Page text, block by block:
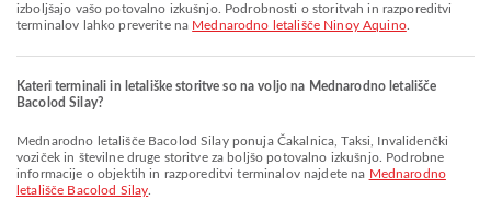
izboljšajo vašo potovalno izkušnjo. Podrobnosti o storitvah in razporeditvi
terminalov lahko preverite na Mednarodno letališče Ninoy Aquino.
Kateri terminali in letališke storitve so na voljo na Mednarodno letališče
Bacolod Silay?
Mednarodno letališče Bacolod Silay ponuja Čakalnica, Taksi, Invalidenčki
voziček in številne druge storitve za boljšo potovalno izkušnjo. Podrobne
informacije o objektih in razporeditvi terminalov najdete na Mednarodno
letališče Bacolod Silay